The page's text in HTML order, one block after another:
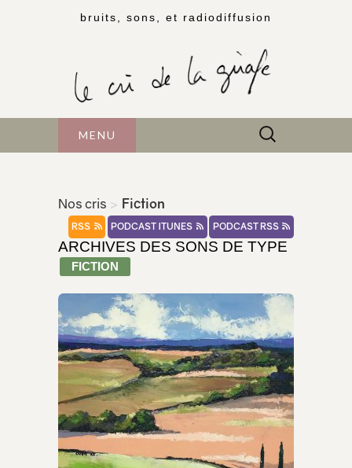
bruits, sons, et radiodiffusion
MENU Rechercher :
Nos cris > Fiction
PODCAST RSS
PODCAST ITUNES
RSS
ARCHIVES DES SONS DE TYPE
FICTION